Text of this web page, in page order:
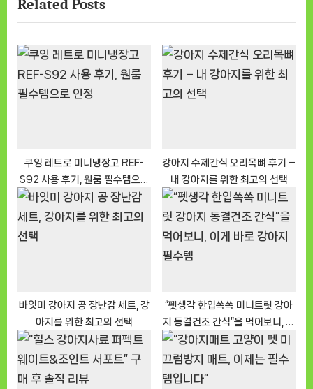
o
u
P
o
s
t
P
o
t
:
Related Posts
쿠잉 레트로 미니냉장고 REF-
S92 사용 후기, 원룸 필수템으로
인정
강아지 수제간식 오리목뼈 후기 –
내 강아지를 위한 최고의 선택
바잇미 강아지 공 장난감 세트, 강
아지를 위한 최고의 선택
“펫생각 한입쏙쏙 미니트릿 강아
지 동결건조 간식”을 먹어보니, 이
게 바로 강아지 필수템